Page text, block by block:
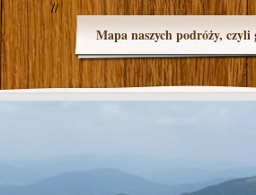
//
Mapa naszych podróży, czyli